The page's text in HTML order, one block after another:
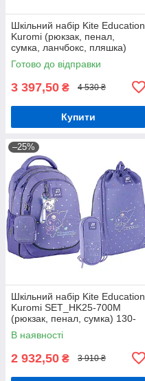
Шкільний набір Kite Education
Kuromi (рюкзак, пенал,
сумка, ланчбокс, пляшка)
130-145 см
Готово до відправки
3 397,50 ₴ 4 530 ₴
Купити
–25%
Шкільний набір Kite Education
Kuromi SET_HK25-700M
(рюкзак, пенал, сумка) 130-
145 см
В наявності
2 932,50 ₴ 3 910 ₴